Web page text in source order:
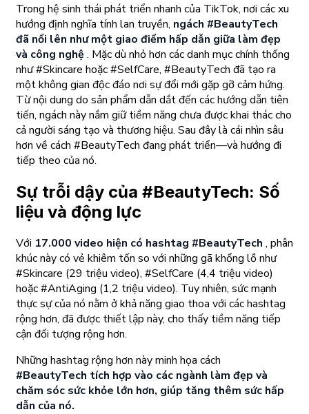
Trong hệ sinh thái phát triển nhanh của TikTok, nơi các xu
hướng định nghĩa tính lan truyền, ngách #BeautyTech
đã nổi lên như một giao điểm hấp dẫn giữa làm đẹp
và công nghệ . Mặc dù nhỏ hơn các danh mục chính thống
như #Skincare hoặc #SelfCare, #BeautyTech đã tạo ra
một không gian độc đáo nơi sự đổi mới gặp gỡ cảm hứng.
Từ nội dung do sản phẩm dẫn dắt đến các hướng dẫn tiên
tiến, ngách này nắm giữ tiềm năng chưa được khai thác cho
cả người sáng tạo và thương hiệu. Sau đây là cái nhìn sâu
hơn về cách #BeautyTech đang phát triển—và hướng đi
tiếp theo của nó.
Sự trỗi dậy của #BeautyTech: Số
liệu và động lực
Với 17.000 video hiện có hashtag #BeautyTech , phân
khúc này có vẻ khiêm tốn so với những gã khổng lồ như
#Skincare (29 triệu video), #SelfCare (4,4 triệu video)
hoặc #AntiAging (1,2 triệu video). Tuy nhiên, sức mạnh
thực sự của nó nằm ở khả năng giao thoa với các hashtag
rộng hơn, đã được thiết lập này, cho thấy tiềm năng tiếp
cận đối tượng rộng hơn.
Những hashtag rộng hơn này minh họa cách
#BeautyTech tích hợp vào các ngành làm đẹp và
chăm sóc sức khỏe lớn hơn, giúp tăng thêm sức hấp
dẫn của nó.